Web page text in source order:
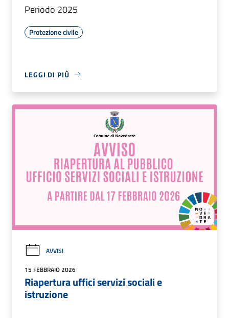
Periodo 2025
Protezione civile
LEGGI DI PIÙ
AVVISI
15 FEBBRAIO 2026
Riapertura uffici servizi sociali e
istruzione